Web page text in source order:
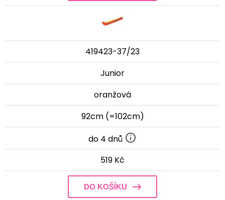
419423-37/23
Junior
oranžová
92cm (=102cm)
do 4 dnů
519 Kč
DO KOŠÍKU